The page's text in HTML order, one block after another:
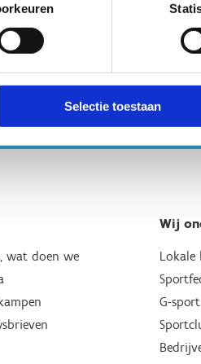
Selectie toestaan
wat doen we
Wij
Lokale
G-sport